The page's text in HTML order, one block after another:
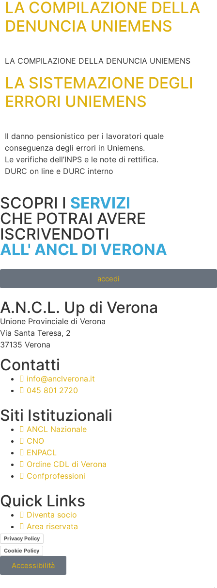
LA COMPILAZIONE DELLA
DENUNCIA UNIEMENS
LA COMPILAZIONE DELLA DENUNCIA UNIEMENS
LA SISTEMAZIONE DEGLI
ERRORI UNIEMENS
Il danno pensionistico per i lavoratori quale
conseguenza degli errori in Uniemens.
Le verifiche dell’INPS e le note di rettifica.
DURC on line e DURC interno
SCOPRI I SERVIZI
CHE POTRAI AVERE
ISCRIVENDOTI
ALL' ANCL DI VERONA
accedi
A.N.C.L. Up di Verona
Unione Provinciale di Verona
Via Santa Teresa, 2
37135 Verona
Contatti
info@anclverona.it
045 801 2720
Siti Istituzionali
ANCL Nazionale
CNO
ENPACL
Ordine CDL di Verona
Confprofessioni
Quick Links
Diventa socio
Area riservata
Privacy Policy
Cookie Policy
Accessibilità